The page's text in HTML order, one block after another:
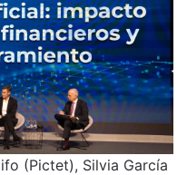
(Pictet), Silvia García